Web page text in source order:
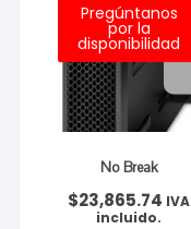
Pregúntanos
por la
disponibilidad
No Break
$23,865.74 IVA
incluido.